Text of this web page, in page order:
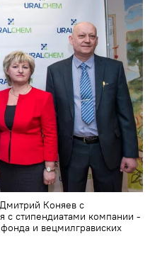
Коняев с
с стипендиатами компании -
и вецмилгрависких